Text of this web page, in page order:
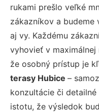
rukami prešlo veľké
zákazníkov a budeme
aj vy. Každému
vyhovieť v maximálnej
že osobný prístup je
terasy Hubice –
konzultácie či
istotu, že výsledok